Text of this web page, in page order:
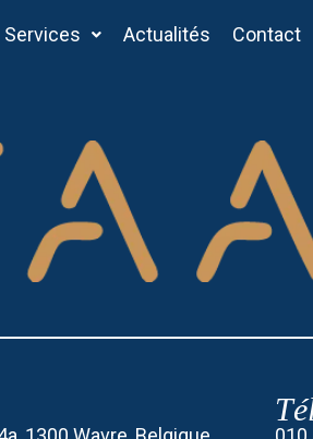
Services Actualités Contact